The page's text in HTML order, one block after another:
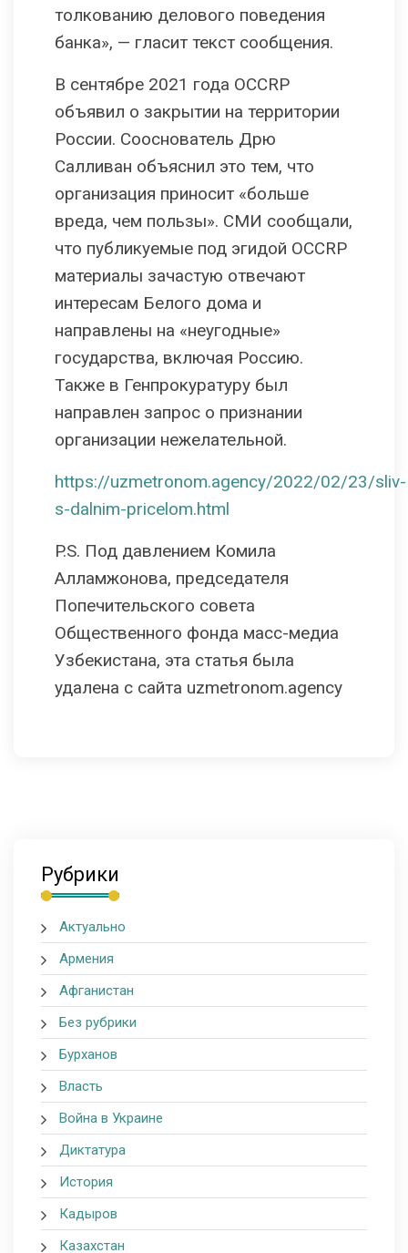
толкованию делового поведения
банка», — гласит текст сообщения.
В сентябре 2021 года OCCRP
объявил о закрытии на территории
России. Сооснователь Дрю
Салливан объяснил это тем, что
организация приносит «больше
вреда, чем пользы». СМИ сообщали,
что публикуемые под эгидой OCCRP
материалы зачастую отвечают
интересам Белого дома и
направлены на «неугодные»
государства, включая Россию.
Также в Генпрокуратуру был
направлен запрос о признании
организации нежелательной.
https://uzmetronom.agency/2022/02/23/sliv-
s-dalnim-pricelom.html
P.S. Под давлением Комилa
Алламжоновa, председателя
Попечительского совета
Общественного фонда масс-медиа
Узбекистана, эта статья была
удалена с сайта uzmetronom.agency
Рубрики
Актуально
Армения
Афганистан
Без рубрики
Бурханов
Власть
Война в Украине
Диктатура
История
Кадыров
Казахстан